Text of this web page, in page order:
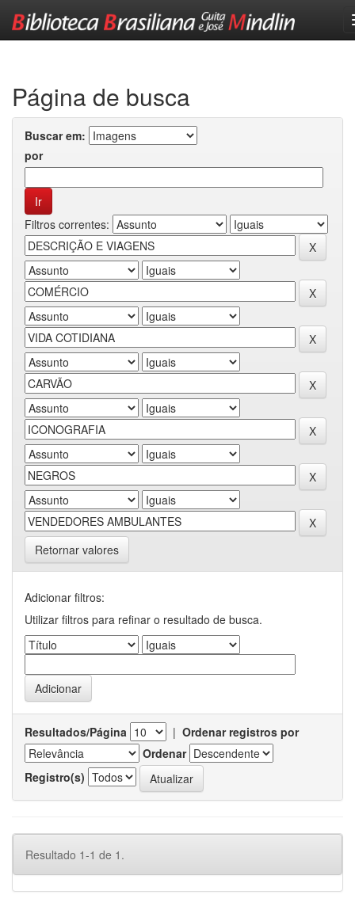
Página de busca
Buscar em:
por
Filtros correntes:
Retornar valores
Adicionar filtros:
Utilizar filtros para refinar o resultado de busca.
Resultados/Página | Ordenar registros por
Ordenar
Registro(s)
Resultado 1-1 de 1.